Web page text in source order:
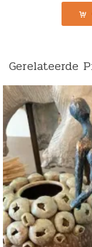
Gerelateerde